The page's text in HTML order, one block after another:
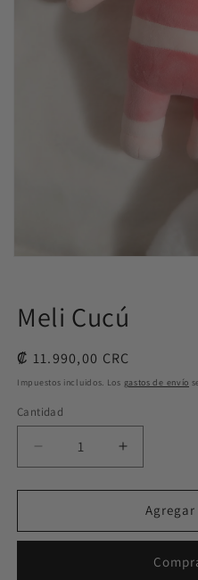
en
una
modal
Meli Cucú
Precio
habitual
₡ 11.990,00 CRC
Impuestos incluidos. Los gastos de envío
Cantidad
Cantidad
Reducir
cantidad
para
Cucú
Aumentar
cantidad
para
Meli
Cucú